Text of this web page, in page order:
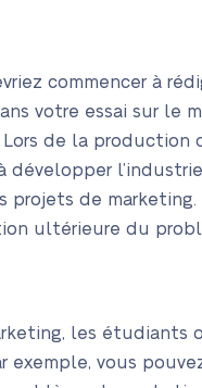
commencer à
votre essai sur le
de la
projets de
ultérieure du
les
exemple, vous